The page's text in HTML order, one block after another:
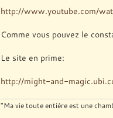
http://www.youtube.com/
Comme vous pouvez le
Le site en prime:
http://might-and-
"Ma vie toute entière est une